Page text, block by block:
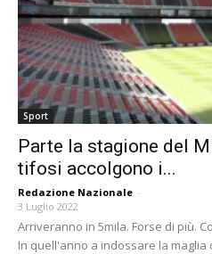
Sport
Parte la stagione del
tifosi accolgono i...
Redazione Nazionale -
3 Luglio 2022
Arriveranno in 5mila. Forse di più.
In quell'anno a indossare la maglia